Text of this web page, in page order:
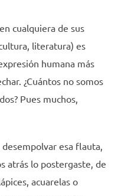
cualquiera de sus
literatura) es
humana más
¿Cuántos no somos
Pues muchos,
esa flauta,
atrás lo postergaste, de
acuarelas o